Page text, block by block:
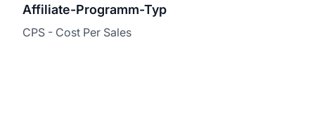
Affiliate-Programm-Typ
CPS - Cost Per Sales